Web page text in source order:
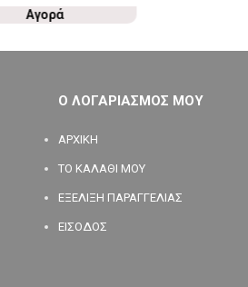
Αγορά
Ο ΛΟΓΑΡΙΑΣΜΟΣ ΜΟΥ
ΑΡΧΙΚΗ
ΤΟ ΚΑΛΑΘΙ ΜΟΥ
ΕΞΕΛΙΞΗ ΠΑΡΑΓΓΕΛΙΑΣ
ΕΙΣΟΔΟΣ